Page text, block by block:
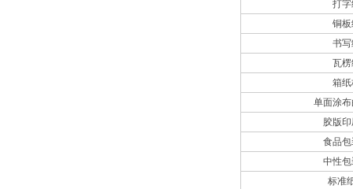
打字
铜板
书写
瓦楞
箱纸
单面涂
胶版
食品
中性
标准